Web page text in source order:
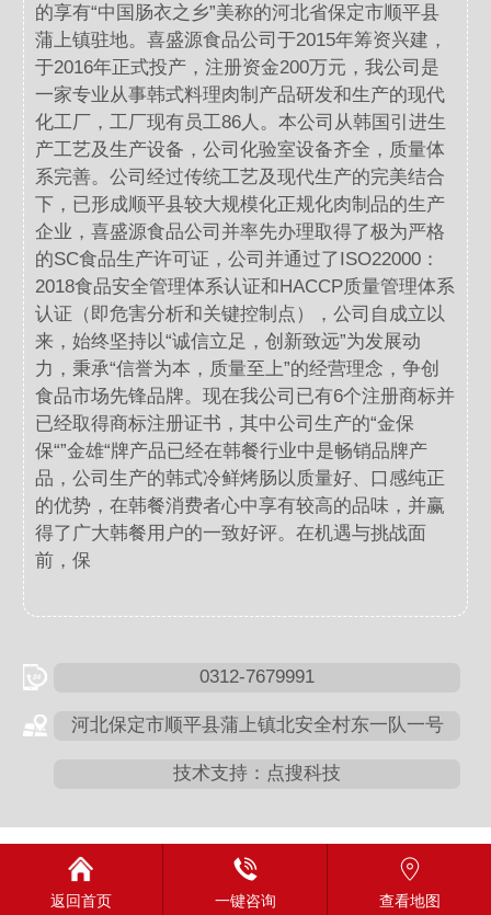
的享有“中国肠衣之乡”美称的河北省保定市顺平县
蒲上镇驻地。喜盛源食品公司于2015年筹资兴建，
于2016年正式投产，注册资金200万元，我公司是
一家专业从事韩式料理肉制产品研发和生产的现代
化工厂，工厂现有员工86人。本公司从韩国引进生
产工艺及生产设备，公司化验室设备齐全，质量体
系完善。公司经过传统工艺及现代生产的完美结合
下，已形成顺平县较大规模化正规化肉制品的生产
企业，喜盛源食品公司并率先办理取得了极为严格
的SC食品生产许可证，公司并通过了ISO22000：
2018食品安全管理体系认证和HACCP质量管理体系
认证（即危害分析和关键控制点），公司自成立以
来，始终坚持以“诚信立足，创新致远”为发展动
力，秉承“信誉为本，质量至上”的经营理念，争创
食品市场先锋品牌。现在我公司已有6个注册商标并
已经取得商标注册证书，其中公司生产的“金保
保“”金雄“牌产品已经在韩餐行业中是畅销品牌产
品，公司生产的韩式冷鲜烤肠以质量好、口感纯正
的优势，在韩餐消费者心中享有较高的品味，并赢
得了广大韩餐用户的一致好评。在机遇与挑战面
前，保
0312-7679991
河北保定市顺平县蒲上镇北安全村东一队一号
技术支持：点搜科技
返回首页 一键咨询 查看地图